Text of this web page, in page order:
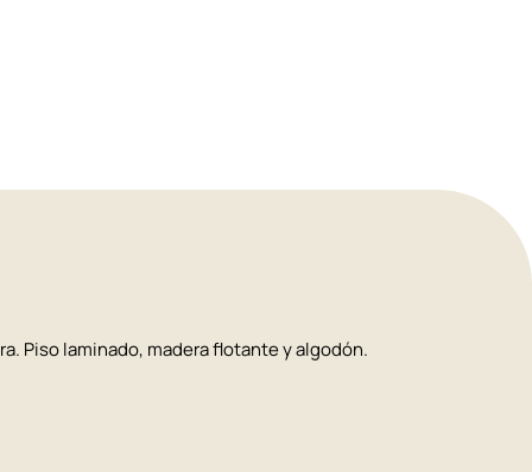
Piso laminado, madera flotante y algodón.